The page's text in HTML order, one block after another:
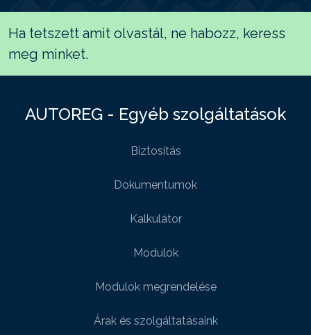
Ha tetszett amit olvastál, ne habozz, keress
meg minket.
AUTOREG - Egyéb szolgáltatások
Biztositás
Dokumentumok
Kalkulátor
Modulok
Modulok megrendelése
Árak és szolgáltatásaink